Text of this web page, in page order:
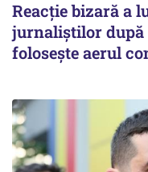
Reacție bizară a
jurnaliștilor după
folosește aerul